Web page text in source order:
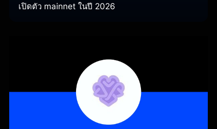
เปิดตัว mainnet ในปี 2026